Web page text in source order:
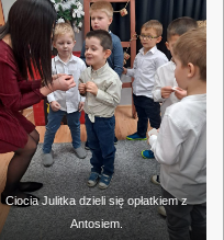
Ciocia Julitka dzieli się opłatkiem z
Antosiem.